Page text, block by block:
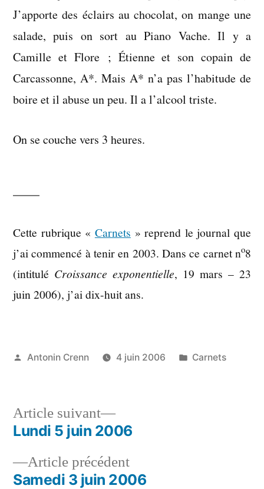
J’apporte des éclairs au chocolat, on mange une
salade, puis on sort au Piano Vache. Il y a
Camille et Flore ; Étienne et son copain de
Carcassonne, A*. Mais A* n’a pas l’habitude de
boire et il abuse un peu. Il a l’alcool triste.
On se couche vers 3 heures.
Cette rubrique « Carnets » reprend le journal que
j’ai commencé à tenir en 2003. Dans ce carnet no8
(intitulé Croissance exponentielle, 19 mars – 23
juin 2006), j’ai dix-huit ans.
Publié
Antonin Crenn 4 juin 2006
Publié
Carnets
Navigation
deArticle précédentArticle
précédent :
Samedi 3 juin 2006
Article suivant
Article
suivant :
Lundi 5 juin 2006